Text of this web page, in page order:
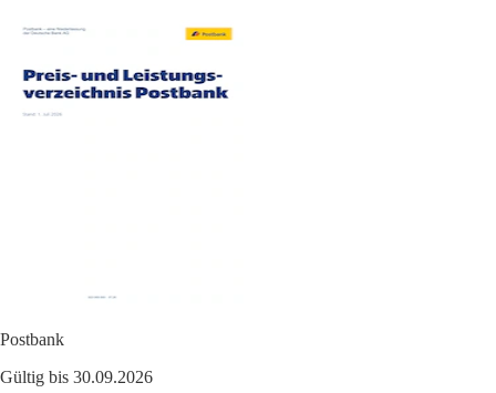
Postbank
Gültig bis 30.09.2026